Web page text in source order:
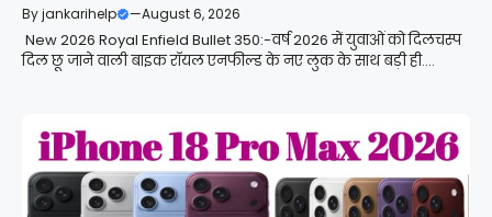
Byjankarihelp —August 6, 2026
New 2026 Royal Enfield Bullet 350:-वर्ष 2026 में युवाओं को दिलचस्प
दिल छू जाने वाली बाइक रॉयल एनफील्ड के नए लुक के साथ बड़ी ही....